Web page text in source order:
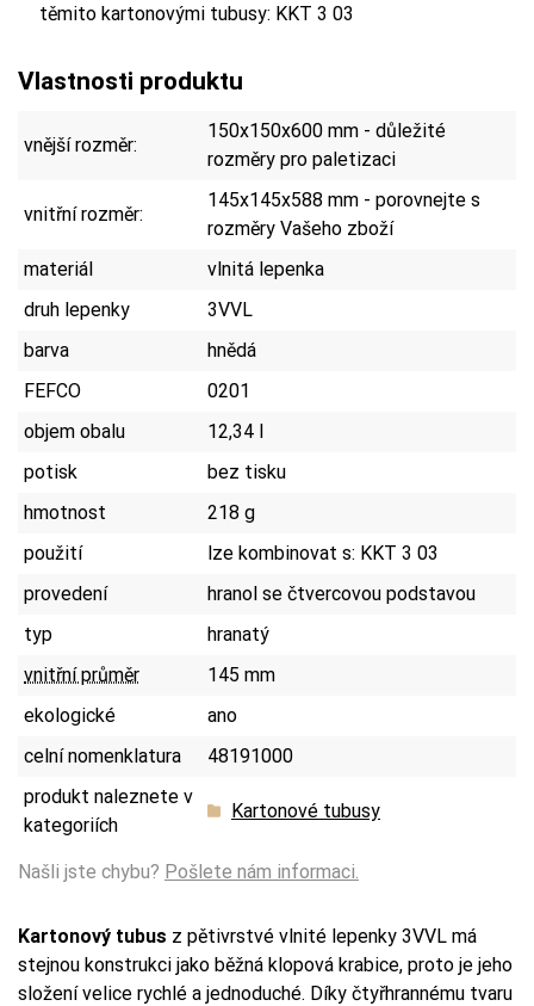
těmito kartonovými tubusy: KKT 3 03
Vlastnosti produktu
vnější rozměr:
150x150x600 mm - důležité
rozměry pro paletizaci
vnitřní rozměr:
145x145x588 mm - porovnejte s
rozměry Vašeho zboží
materiál
vlnitá lepenka
druh lepenky
3VVL
barva
hnědá
FEFCO
0201
objem obalu
12,34 l
potisk
bez tisku
hmotnost
218 g
použití
lze kombinovat s: KKT 3 03
provedení
hranol se čtvercovou podstavou
typ
hranatý
vnitřní průměr
145 mm
ekologické
ano
celní nomenklatura
48191000
produkt naleznete v
kategoriích
Kartonové tubusy
Našli jste chybu? Pošlete nám informaci.
Kartonový tubus z pětivrstvé vlnité lepenky 3VVL má
stejnou konstrukci jako běžná klopová krabice, proto je jeho
složení velice rychlé a jednoduché. Díky čtyřhrannému tvaru